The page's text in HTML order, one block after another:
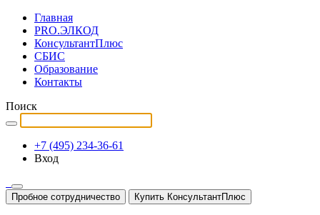
Главная
PRO.ЭЛКОД
КонсультантПлюс
СБИС
Образование
Контакты
Поиск
+7 (495) 234-36-61
Вход
Пробное сотрудничество Купить КонсультантПлюс